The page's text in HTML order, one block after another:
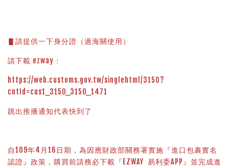
▋請提供一下身分證（過海關使用）
請下載 ezway：
https://web.customs.gov.tw/singlehtml/3150?
cntId=cus1_3150_3150_1471
跳出推播通知代表快到了
自109年4月16日期，為因應財政部關務署實施『進口包裹實名
認證』政策，購買前請務必下載『EZWAY  易利委APP』並完成進